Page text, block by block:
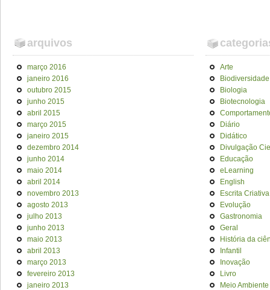
arquivos
março 2016
janeiro 2016
outubro 2015
junho 2015
abril 2015
março 2015
janeiro 2015
dezembro 2014
junho 2014
maio 2014
abril 2014
novembro 2013
agosto 2013
julho 2013
junho 2013
maio 2013
abril 2013
março 2013
fevereiro 2013
janeiro 2013
Arte
Biodiversidade
Biologia
Biotecnologia
Diário
Didático
Divulgação
Educação
eLearning
English
Escrita Criativa
Evolução
Gastronomia
Geral
História da
Infantil
Inovação
Livro
Meio Ambiente